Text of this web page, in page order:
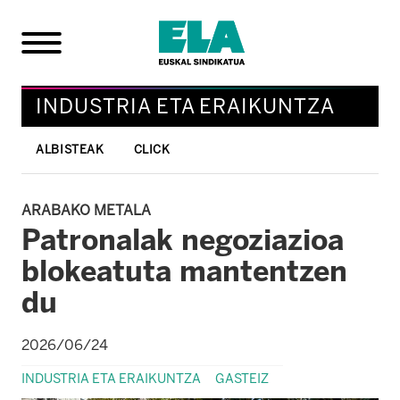
INDUSTRIA ETA ERAIKUNTZA
ALBISTEAK CLICK
ARABAKO METALA
Patronalak negoziazioa
blokeatuta mantentzen
du
2026/06/24
INDUSTRIA ETA ERAIKUNTZA GASTEIZ